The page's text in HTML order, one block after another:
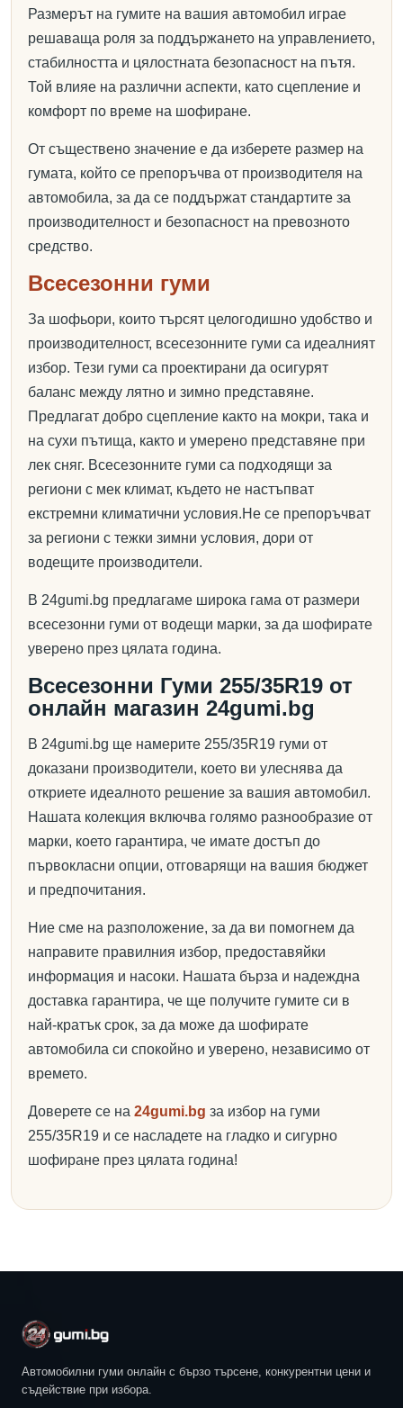
Размерът на гумите на вашия автомобил играе
решаваща роля за поддържането на управлението,
стабилността и цялостната безопасност на пътя.
Той влияе на различни аспекти, като сцепление и
комфорт по време на шофиране.
От съществено значение е да изберете размер на
гумата, който се препоръчва от производителя на
автомобила, за да се поддържат стандартите за
производителност и безопасност на превозното
средство.
Всесезонни гуми
За шофьори, които търсят целогодишно удобство и
производителност, всесезонните гуми са идеалният
избор. Тези гуми са проектирани да осигурят
баланс между лятно и зимно представяне.
Предлагат добро сцепление както на мокри, така и
на сухи пътища, както и умерено представяне при
лек сняг. Всесезонните гуми са подходящи за
региони с мек климат, където не настъпват
екстремни климатични условия.Не се препоръчват
за региони с тежки зимни условия, дори от
водещите производители.
В 24gumi.bg предлагаме широка гама от размери
всесезонни гуми от водещи марки, за да шофирате
уверено през цялата година.
Всесезонни Гуми 255/35R19 от
онлайн магазин 24gumi.bg
В 24gumi.bg ще намерите 255/35R19 гуми от
доказани производители, което ви улеснява да
откриете идеалното решение за вашия автомобил.
Нашата колекция включва голямо разнообразие от
марки, което гарантира, че имате достъп до
първокласни опции, отговарящи на вашия бюджет
и предпочитания.
Ние сме на разположение, за да ви помогнем да
направите правилния избор, предоставяйки
информация и насоки. Нашата бърза и надеждна
доставка гарантира, че ще получите гумите си в
най-кратък срок, за да може да шофирате
автомобила си спокойно и уверено, независимо от
времето.
Доверете се на 24gumi.bg за избор на гуми
255/35R19 и се насладете на гладко и сигурно
шофиране през цялата година!
Автомобилни гуми онлайн с бързо търсене, конкурентни цени и
съдействие при избора.